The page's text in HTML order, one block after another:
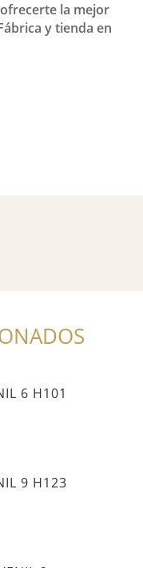
la mejor
y tienda en
6 H101
9 H123